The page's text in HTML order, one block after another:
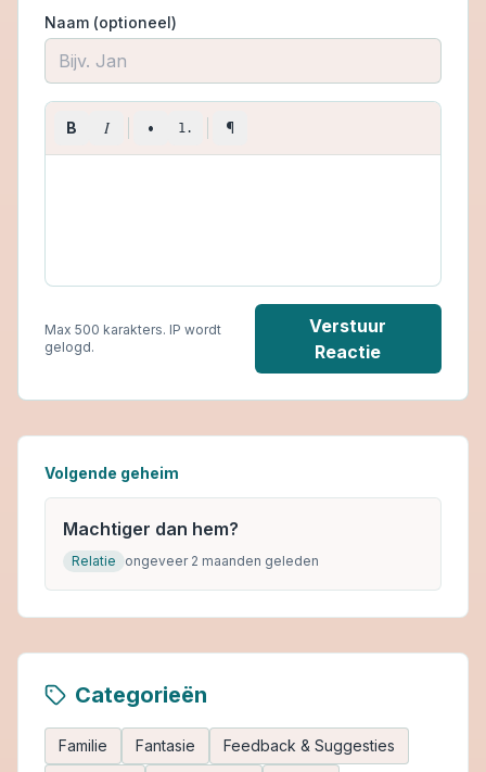
Naam (optioneel)
B I • 1. ¶
Max 500 karakters. IP wordt
gelogd.
Verstuur
Reactie
Volgende geheim
Machtiger dan hem?
Relatie ongeveer 2 maanden geleden
Categorieën
Familie Fantasie
Feedback & Suggesties